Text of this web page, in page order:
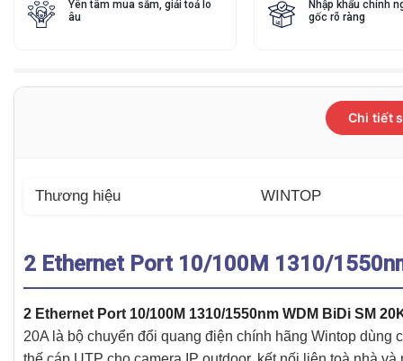
Yên tâm mua sắm, giải toả lo
âu
Nhập khẩu chính
gốc rõ ràng
Chi tiết
Thương hiệu WINTOP
2 Ethernet Port 10/100M 1310/
2 Ethernet Port 10/100M 1310/1550nm WDM BiDi SM
20A là bộ chuyển đổi quang điện chính hãng Wintop dùng